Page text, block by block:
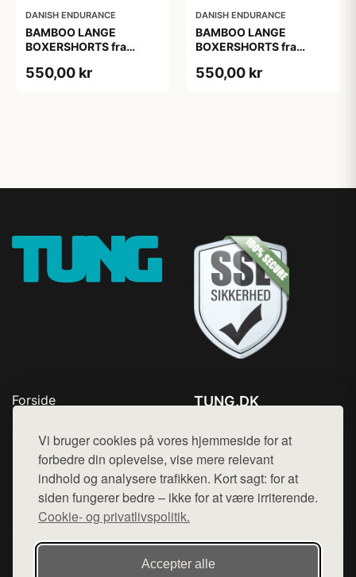
Vi bruger cookies på vores hjemmeside for at
forbedre din oplevelse, vise mere relevant
indhold og analysere trafikken. Kort sagt: for at
siden fungerer bedre – ikke for at være irriterende.
Cookie- og privatlivspolitik.
Accepter alle
DANISH ENDURANCE
BAMBOO LANGE
BOXERSHORTS fra
Sort/Rød | Grå | Hvid 6-
550,00 kr
DANISH ENDURANCE
BAMBOO LANGE
BOXERSHORTS fra
Sort/Rød | Grå | Hvid 6-
550,00 kr
Forside
Top Rabatter
Kontakt
TUNG.DK
Mail: hej@want.dk
Cookie- og privatlivspolitik
Denne side er en del af want.dk, der udgiver en række